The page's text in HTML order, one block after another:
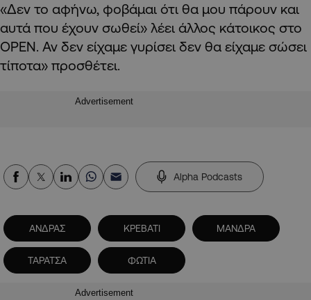
«Δεν το αφήνω, φοβάμαι ότι θα μου πάρουν και
αυτά που έχουν σωθεί» λέει άλλος κάτοικος στο
OPEN. Αν δεν είχαμε γυρίσει δεν θα είχαμε σώσει
τίποτα» προσθέτει.
Advertisement
Alpha Podcasts
ΑΝΔΡΑΣ ΚΡΕΒΑΤΙ ΜΑΝΔΡΑ
ΤΑΡΑΤΣΑ ΦΩΤΙΑ
Advertisement